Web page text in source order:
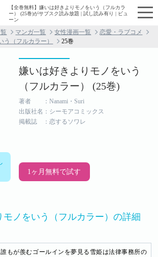
【全巻無料】嫌いは好きよりモノをいう（フルカラ
ー） (25巻)がサブスク読み放題 | 試し読み有り | ビュ
ーン
マンガ一覧 女性漫画一覧
恋愛・ラブコメ
う（フルカラー）
25巻
嫌いは好きよりモノをいう
（フルカラー） (25巻)
著者 ：Nanami・Suri
出版社名：シーモアコミックス
掲載誌 ：恋するソワレ
1ヶ月無料で試す
モノをいう（フルカラー）の詳細
誰もが羨むゴールインを夢見る雪姫は法律事務所の